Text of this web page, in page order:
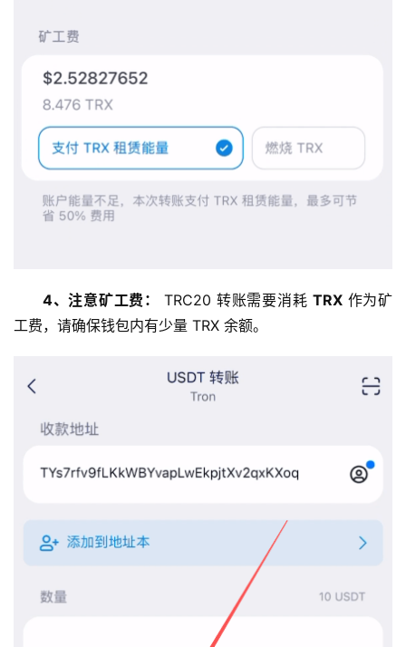
4、注意矿工费： TRC20 转账需要消耗 TRX 作为矿
工费，请确保钱包内有少量 TRX 余额。